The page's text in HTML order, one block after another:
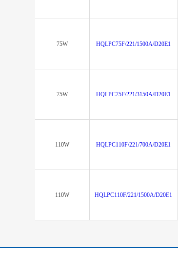
75W HQLPC75F/221/1500A/D20E1
75W HQLPC75F/221/3150A/D20E1
110W HQLPC110F/221/700A/D20E1
110W HQLPC110F/221/1500A/D20E1